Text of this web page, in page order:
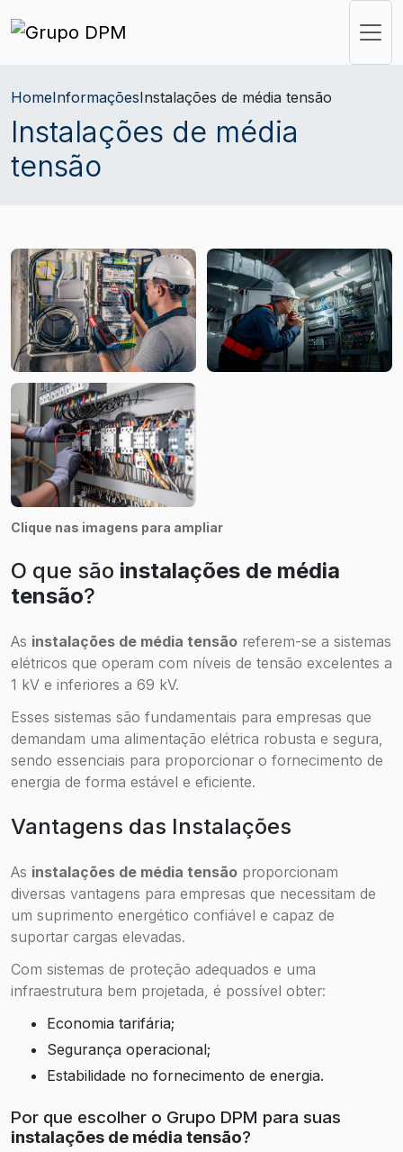
HomeInformaçõesInstalações de média tensão
Instalações de média
tensão
Clique nas imagens para ampliar
O que são instalações de média
tensão?
As instalações de média tensão referem-se a sistemas
elétricos que operam com níveis de tensão excelentes a
1 kV e inferiores a 69 kV.
Esses sistemas são fundamentais para empresas que
demandam uma alimentação elétrica robusta e segura,
sendo essenciais para proporcionar o fornecimento de
energia de forma estável e eficiente.
Vantagens das Instalações
As instalações de média tensão proporcionam
diversas vantagens para empresas que necessitam de
um suprimento energético confiável e capaz de
suportar cargas elevadas.
Com sistemas de proteção adequados e uma
infraestrutura bem projetada, é possível obter:
Economia tarifária;
Segurança operacional;
Estabilidade no fornecimento de energia.
Por que escolher o Grupo DPM para suas
instalações de média tensão?